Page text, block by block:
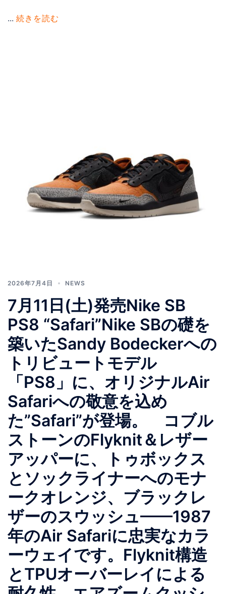
... 続きを読む
2026年7月4日 NEWS
7月11日(土)発売Nike SB
PS8 “Safari”Nike SBの礎を
築いたSandy Bodeckerへの
トリビュートモデル
「PS8」に、オリジナルAir
Safariへの敬意を込め
た”Safari”が登場。 コブル
ストーンのFlyknit＆レザー
アッパーに、トゥボックス
とソックライナーへのモナ
ークオレンジ、ブラックレ
ザーのスウッシュ——1987
年のAir Safariに忠実なカラ
ーウェイです。Flyknit構造
とTPUオーバーレイによる